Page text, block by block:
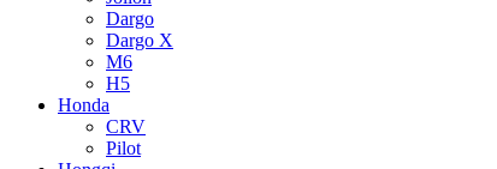
Dargo
Dargo X
M6
H5
Honda
CRV
Pilot